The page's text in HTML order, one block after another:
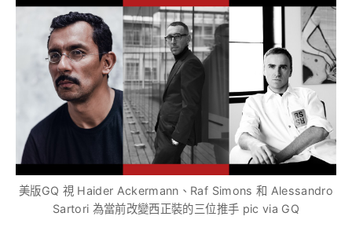
美版GQ 視 Haider Ackermann、Raf Simons 和 Alessandro
Sartori 為當前改變西正裝的三位推手 pic via GQ